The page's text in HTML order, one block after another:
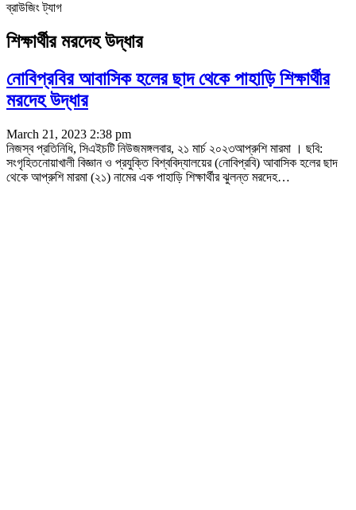
ব্রাউজিং ট্যাগ
শিক্ষার্থীর মরদেহ উদ্ধার
নোবিপ্রবির আবাসিক হলের ছাদ থেকে পাহাড়ি শিক্ষার্থীর
মরদেহ উদ্ধার
March 21, 2023 2:38 pm
নিজস্ব প্রতিনিধি, সিএইচটি নিউজমঙ্গলবার, ২১ মার্চ ২০২৩আপ্রুশি মারমা । ছবি:
সংগৃহিতনোয়াখালী বিজ্ঞান ও প্রযুক্তি বিশ্ববিদ্যালয়ের (নোবিপ্রবি) আবাসিক হলের ছাদ
থেকে আপ্রুশি মারমা (২১) নামের এক পাহাড়ি শিক্ষার্থীর ঝুলন্ত মরদেহ…